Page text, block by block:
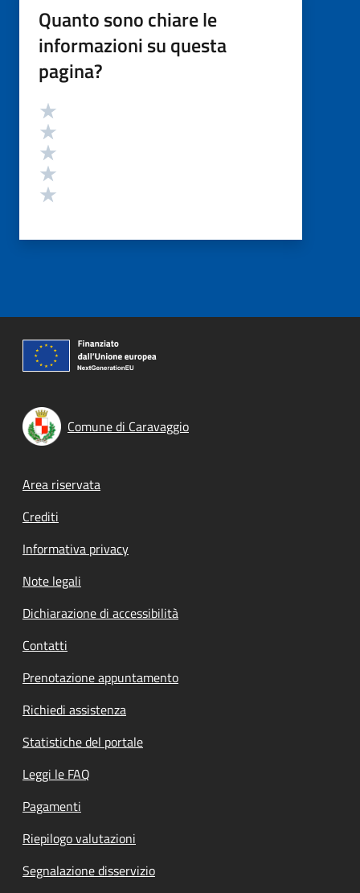
Quanto sono chiare le
informazioni su questa
pagina?
Valutazione
Comune di Caravaggio
Footer menu
Area riservata
Crediti
Informativa privacy
Note legali
Dichiarazione di accessibilità
Contatti
Prenotazione appuntamento
Richiedi assistenza
Statistiche del portale
Leggi le FAQ
Pagamenti
Riepilogo valutazioni
Segnalazione disservizio